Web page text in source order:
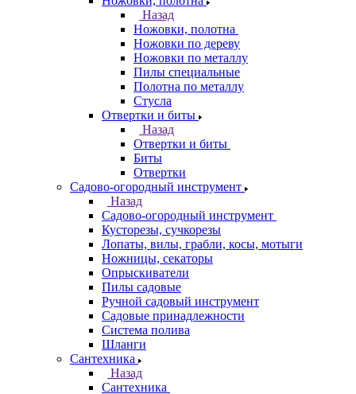
Назад
Ножовки, полотна
Ножовки по дереву
Ножовки по металлу
Пилы специальные
Полотна по металлу
Стусла
Отвертки и биты
Назад
Отвертки и биты
Биты
Отвертки
Садово-огородный инструмент
Назад
Садово-огородный инструмент
Кусторезы, сучкорезы
Лопаты, вилы, грабли, косы, мотыги
Ножницы, секаторы
Опрыскиватели
Пилы садовые
Ручной садовый инструмент
Садовые принадлежности
Система полива
Шланги
Сантехника
Назад
Сантехника